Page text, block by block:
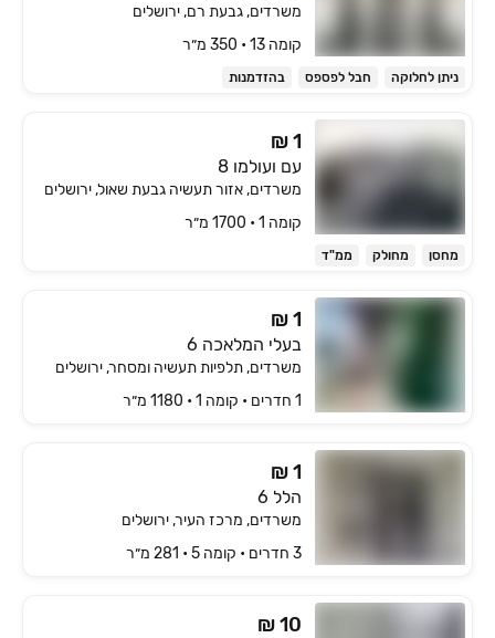
משרדים, גבעת רם, ירושלים
קומה ‎13‏ • 350 מ״ר
ניתן לחלוקה חבל לפספס בהזדמנות
₪ 1
עם ועולמו 8
משרדים, אזור תעשיה גבעת שאול, ירושלים
קומה ‎1‏ • 1700 מ״ר
מחסן מחולק ממ"ד
₪ 1
בעלי המלאכה 6
משרדים, תלפיות תעשיה ומסחר, ירושלים
1 חדרים • קומה ‎1‏ • 1180 מ״ר
₪ 1
הלל 6
משרדים, מרכז העיר, ירושלים
3 חדרים • קומה ‎5‏ • 281 מ״ר
₪ 10